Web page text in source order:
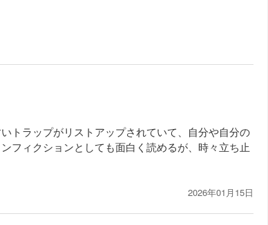
トラップがリストアップされていて、自分や自分の
フィクションとしても面白く読めるが、時々立ち止
2026年01月15日